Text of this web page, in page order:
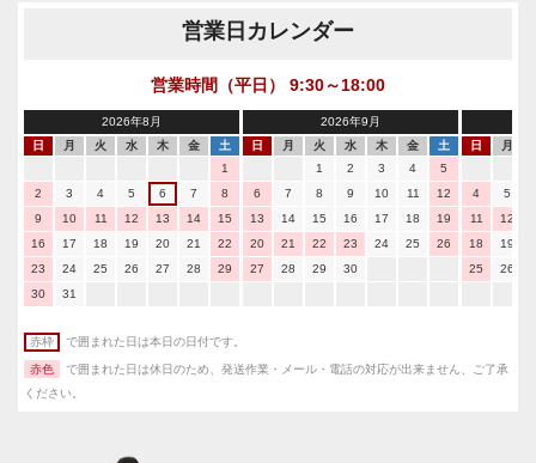
営業日カレンダー
営業時間（平日） 9:30～18:00
2026年8月
日
月 火 水 木 金
土
1
2
3 4 5 6 7
8
9
10 11 12 13 14
15
16
17 18 19 20 21
22
23
24 25 26 27 28
29
30
31
2026年9月
日
月 火 水 木 金
土
1
2 3 4
5
6
7 8 9 10 11
12
13
14 15 16 17 18
19
20
21 22 23 24 25
26
27
28 29 30
日 月
4 5
11
12
18
19
25
26
赤枠 で囲まれた日は本日の日付です。
赤色
で囲まれた日は休日のため、発送作業・メール・電話の対応が出来ません、ご了承
ください。